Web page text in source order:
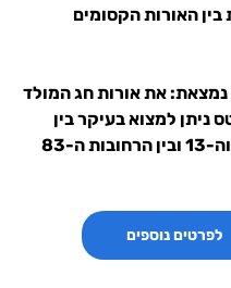
שעות בין האורות הקסומים
את אורות חג המולד
ניתן למצוא בעיקר בין
לפרטים נוספים